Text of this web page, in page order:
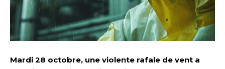
Mardi 28 octobre, une violente rafale de vent a